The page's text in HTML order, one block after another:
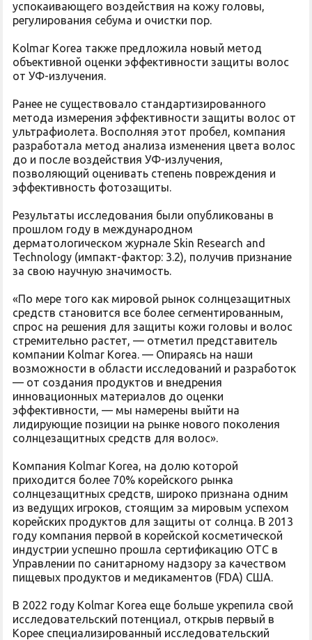
успокаивающего воздействия на кожу головы,
регулирования себума и очистки пор.
Kolmar Korea также предложила новый метод
объективной оценки эффективности защиты волос
от УФ-излучения.
Ранее не существовало стандартизированного
метода измерения эффективности защиты волос от
ультрафиолета. Восполняя этот пробел, компания
разработала метод анализа изменения цвета волос
до и после воздействия УФ-излучения,
позволяющий оценивать степень повреждения и
эффективность фотозащиты.
Результаты исследования были опубликованы в
прошлом году в международном
дерматологическом журнале Skin Research and
Technology (импакт-фактор: 3.2), получив признание
за свою научную значимость.
«По мере того как мировой рынок солнцезащитных
средств становится все более сегментированным,
спрос на решения для защиты кожи головы и волос
стремительно растет, — отметил представитель
компании Kolmar Korea. — Опираясь на наши
возможности в области исследований и разработок
— от создания продуктов и внедрения
инновационных материалов до оценки
эффективности, — мы намерены выйти на
лидирующие позиции на рынке нового поколения
солнцезащитных средств для волос».
Компания Kolmar Korea, на долю которой
приходится более 70% корейского рынка
солнцезащитных средств, широко признана одним
из ведущих игроков, стоящим за мировым успехом
корейских продуктов для защиты от солнца. В 2013
году компания первой в корейской косметической
индустрии успешно прошла сертификацию ОТС в
Управлении по санитарному надзору за качеством
пищевых продуктов и медикаментов (FDA) США.
В 2022 году Kolmar Korea еще больше укрепила свой
исследовательский потенциал, открыв первый в
Корее специализированный исследовательский